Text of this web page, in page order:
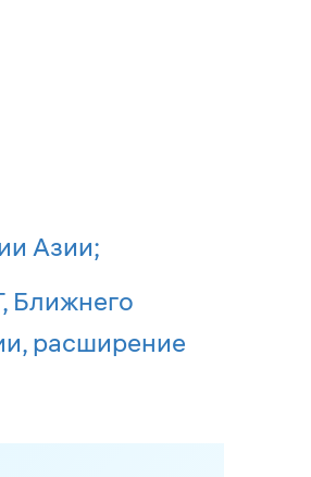
Азии;
Ближнего
расширение